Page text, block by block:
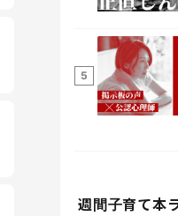
5
週間子育て本